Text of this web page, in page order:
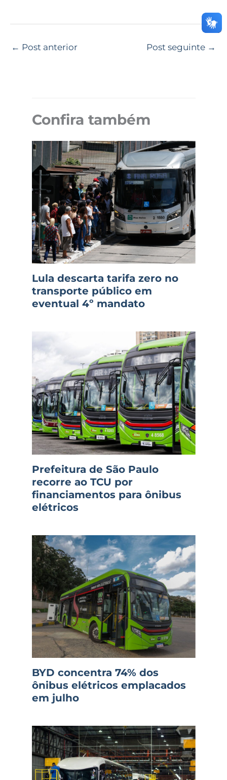
← Post anterior Post seguinte →
Confira também
Lula descarta tarifa zero no
transporte público em
eventual 4º mandato
Prefeitura de São Paulo
recorre ao TCU por
financiamentos para ônibus
elétricos
BYD concentra 74% dos
ônibus elétricos emplacados
em julho